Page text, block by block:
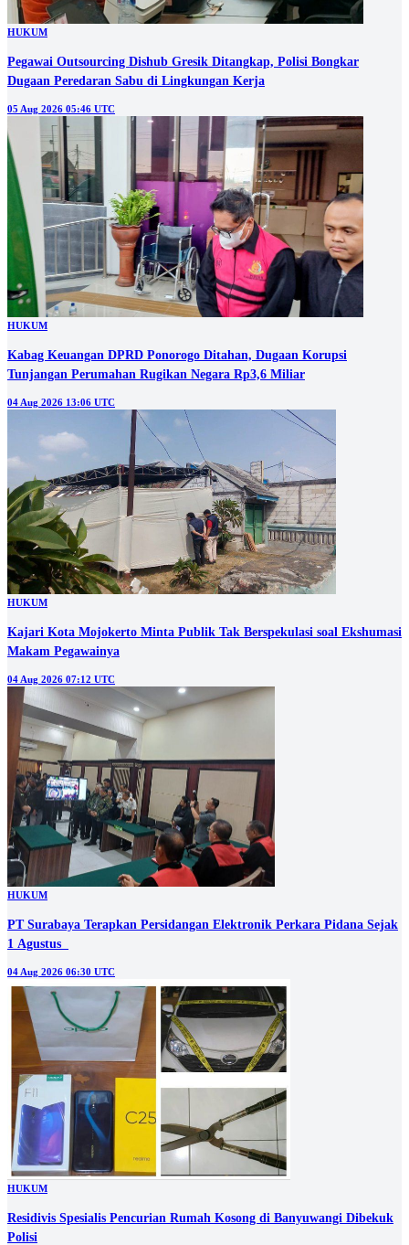
HUKUM
Pegawai Outsourcing Dishub Gresik Ditangkap, Polisi Bongkar
Dugaan Peredaran Sabu di Lingkungan Kerja
05 Aug 2026 05:46 UTC
HUKUM
Kabag Keuangan DPRD Ponorogo Ditahan, Dugaan Korupsi
Tunjangan Perumahan Rugikan Negara Rp3,6 Miliar
04 Aug 2026 13:06 UTC
HUKUM
Kajari Kota Mojokerto Minta Publik Tak Berspekulasi soal Ekshumasi
Makam Pegawainya
04 Aug 2026 07:12 UTC
HUKUM
PT Surabaya Terapkan Persidangan Elektronik Perkara Pidana Sejak
1 Agustus
04 Aug 2026 06:30 UTC
HUKUM
Residivis Spesialis Pencurian Rumah Kosong di Banyuwangi Dibekuk
Polisi